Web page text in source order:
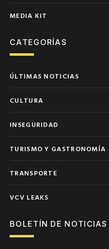
MEDIA KIT
CATEGORÍAS
ÚLTIMAS NOTICIAS
CULTURA
INSEGURIDAD
TURISMO Y GASTRONOMÍA
TRANSPORTE
VCV LEAKS
BOLETÍN DE NOTICIAS